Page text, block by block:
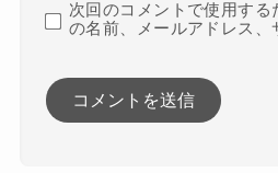
次回のコメントで使用する
の名前、メールアドレス、